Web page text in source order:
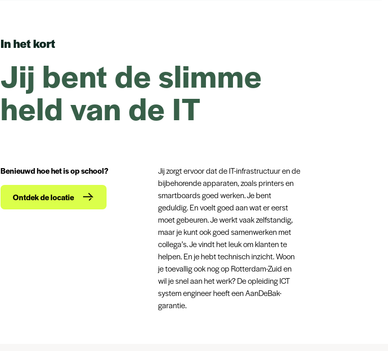
In het kort
Jij bent de slimme
held van de IT
Benieuwd hoe het is op school?
Ontdek de locatie
Jij zorgt ervoor dat de IT-infrastructuur en de
bijbehorende apparaten, zoals printers en
smartboards goed werken. Je bent
geduldig. En voelt goed aan wat er eerst
moet gebeuren. Je werkt vaak zelfstandig,
maar je kunt ook goed samenwerken met
collega’s. Je vindt het leuk om klanten te
helpen. En je hebt technisch inzicht. Woon
je toevallig ook nog op Rotterdam-Zuid en
wil je snel aan het werk? De opleiding ICT
system engineer heeft een AanDeBak-
garantie.